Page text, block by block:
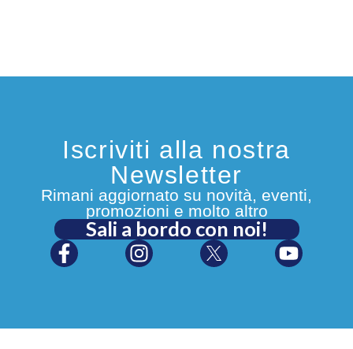
Iscriviti alla nostra
Newsletter
Rimani aggiornato su novità, eventi,
promozioni e molto altro
Sali a bordo con noi!